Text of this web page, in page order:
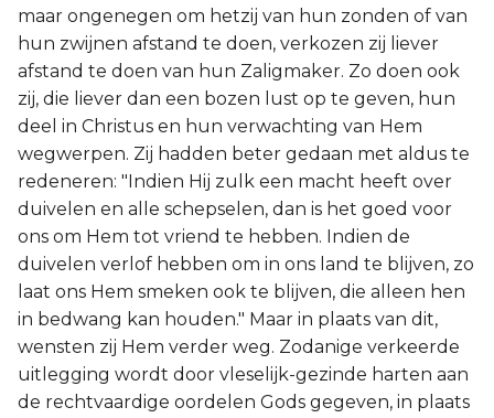
maar ongenegen om hetzij van hun zonden of van
hun zwijnen afstand te doen, verkozen zij liever
afstand te doen van hun Zaligmaker. Zo doen ook
zij, die liever dan een bozen lust op te geven, hun
deel in Christus en hun verwachting van Hem
wegwerpen. Zij hadden beter gedaan met aldus te
redeneren: "Indien Hij zulk een macht heeft over
duivelen en alle schepselen, dan is het goed voor
ons om Hem tot vriend te hebben. Indien de
duivelen verlof hebben om in ons land te blijven, zo
laat ons Hem smeken ook te blijven, die alleen hen
in bedwang kan houden." Maar in plaats van dit,
wensten zij Hem verder weg. Zodanige verkeerde
uitlegging wordt door vleselijk-gezinde harten aan
de rechtvaardige oordelen Gods gegeven, in plaats